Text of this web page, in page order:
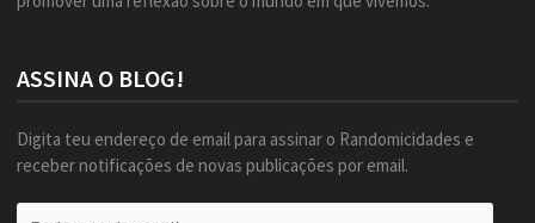
ASSINA O BLOG!
Digita teu endereço de email para assinar o Randomicidades e
receber notificações de novas publicações por email.